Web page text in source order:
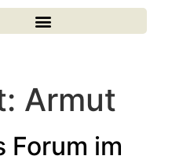
Armut
Forum im